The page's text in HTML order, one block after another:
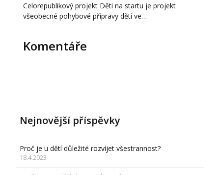
Celorepublikový projekt Děti na startu je projekt
všeobecné pohybové přípravy dětí ve…
Komentáře
Nejnovější příspěvky
Proč je u dětí důležité rozvíjet všestrannost?
18.4.2023